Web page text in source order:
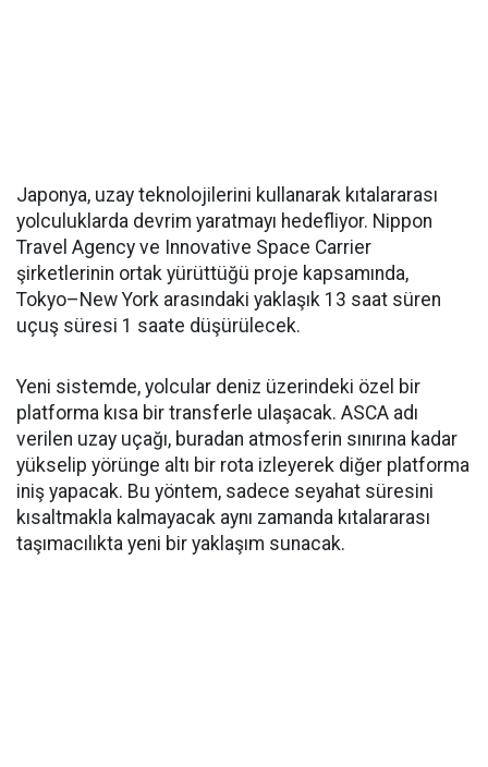
Japonya, uzay teknolojilerini kullanarak kıtalararası
yolculuklarda devrim yaratmayı hedefliyor. Nippon
Travel Agency ve Innovative Space Carrier
şirketlerinin ortak yürüttüğü proje kapsamında,
Tokyo–New York arasındaki yaklaşık 13 saat süren
uçuş süresi 1 saate düşürülecek.
Yeni sistemde, yolcular deniz üzerindeki özel bir
platforma kısa bir transferle ulaşacak. ASCA adı
verilen uzay uçağı, buradan atmosferin sınırına kadar
yükselip yörünge altı bir rota izleyerek diğer platforma
iniş yapacak. Bu yöntem, sadece seyahat süresini
kısaltmakla kalmayacak aynı zamanda kıtalararası
taşımacılıkta yeni bir yaklaşım sunacak.